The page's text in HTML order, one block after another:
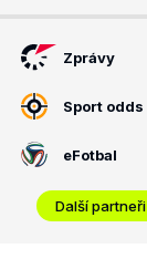
Zprávy
Sport odds
eFotbal
Další partneři